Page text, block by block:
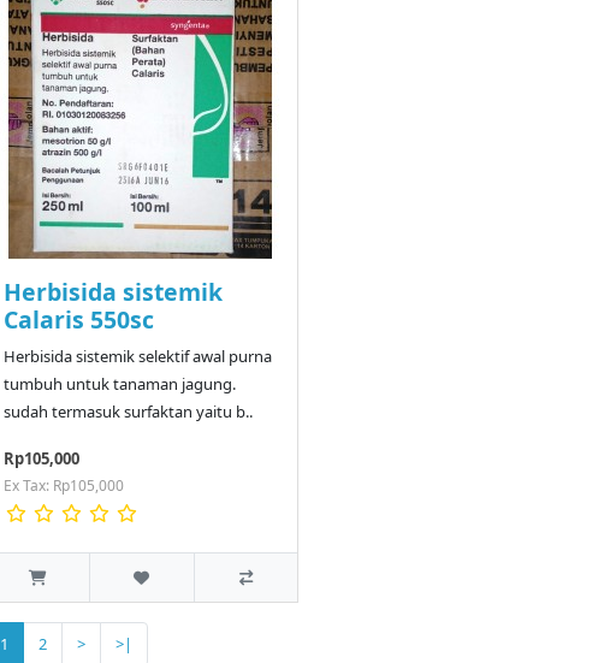
Herbisida sistemik
Calaris 550sc
Herbisida sistemik selektif awal purna
tumbuh untuk tanaman jagung.
sudah termasuk surfaktan yaitu b..
Rp105,000
Ex Tax: Rp105,000
1 2 > >|